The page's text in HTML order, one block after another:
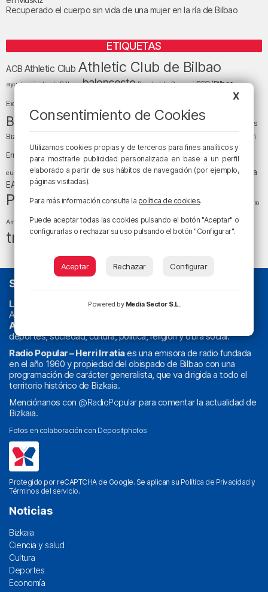
Recuperado el cuerpo sin vida de una mujer en la ría de Bilbao
ETIQUETAS
ACB Athletic Club Athletic Club de Bilbao
ayuntamiento de Bilbao baloncesto Barakaldo Basauri BEC (Bilbao
Exhibition Center) Bizkaia
Bizkaia y sus comarcas Copa del Rey cultura
Cáritas
Bizkaia
Diócesis de Bilbao el tiempo Enkarterri
Ernesto Valverde Ertzaintza Euskadi (País Vasco)
euskera fiestas fútbol Gobierno vasco juanma jubera LaLiga LaLiga
EA Sports Liga Endesa
Política religión San Mamés sociedadsucesos Teatro
Arriaga tiempotiempo atmosféricotráfico
tráfico en Bizkaia
SOBRE NOSOTROS
La radio sin cadenas. Desde 1960 haciendo radio en Bilbao.
Actualidad y
Athletic
deportes, sociedad, cultura, política, religión y obra social.
Radio Popular – Herri Irratiaes una emisora de radio fundada
en el año 1960 y propiedad del obispado de Bilbao con una
programación de carácter generalista, que va dirigida a todo el
territorio histórico de Bizkaia.
Menciónanos con @RadioPopularpara comentar la actualidad de
Bizkaia.
Fotos en colaboración con Depositphotos
Protegido por reCAPTCHA de Google. Se aplican su Política de Privacidad y
Términos del servicio.
Noticias
Bizkaia
Ciencia y salud
Cultura
Deportes
Economía
X
Consentimiento de Cookies
Utilizamos cookies propias y de terceros para fines analíticos y
para mostrarle publicidad personalizada en base a un perfil
elaborado a partir de sus hábitos de navegación (por ejemplo,
páginas visitadas).
Para más información consulte la política de cookies.
Puede aceptar todas las cookies pulsando el botón "Aceptar" o
configurarlas o rechazar su uso pulsando el botón "Configurar".
Aceptar Rechazar Configurar
Powered by Media Sector S.L.